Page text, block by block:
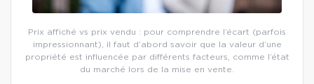
Prix affiché vs prix vendu : pour comprendre l’écart (parfois
impressionnant), il faut d’abord savoir que la valeur d’une
propriété est influencée par différents facteurs, comme l’état
du marché lors de la mise en vente.